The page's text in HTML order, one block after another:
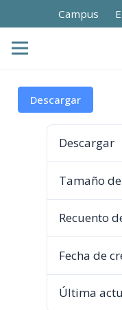
Campus
Descargar
Descargar
Tamaño
Recuento
Fecha de
Última